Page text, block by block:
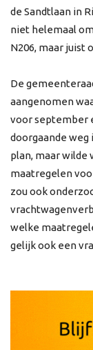
de Sandtlaan in
niet helemaal
N206, maar juist
De
aangenomen
voor september
doorgaande weg
plan, maar
maatregelen
zou ook
welke
gelijk ook een